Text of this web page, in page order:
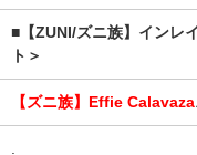
■【ZUNI/ズニ族】インレ
ト＞
【ズニ族】Effie Calavaza